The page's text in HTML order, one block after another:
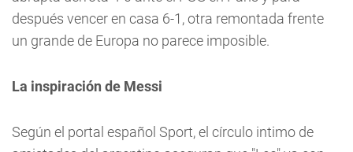
después vencer en casa 6-1, otra remontada frente
un grande de Europa no parece imposible.
La inspiración de Messi
Según el portal español Sport, el círculo intimo de